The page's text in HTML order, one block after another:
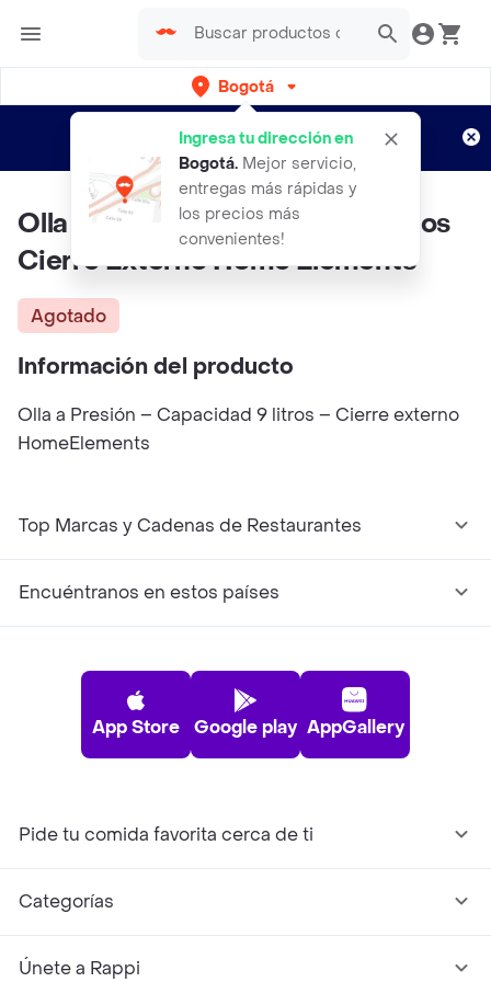
Bogotá
Ingresa tu dirección en
Bogotá. Mejor servicio,
entregas más rápidas y
los precios más
convenientes!
envíos gratis por semanas
Aplican TyC
Olla A Presion Capacidad 9 Litros
Cierre Externo Home Elements
Agotado
Información del producto
Olla a Presión – Capacidad 9 litros – Cierre externo
HomeElements
Top Marcas y Cadenas de Restaurantes
Encuéntranos en estos países
App Store Google play AppGallery
Pide tu comida favorita cerca de ti
Categorías
Únete a Rappi